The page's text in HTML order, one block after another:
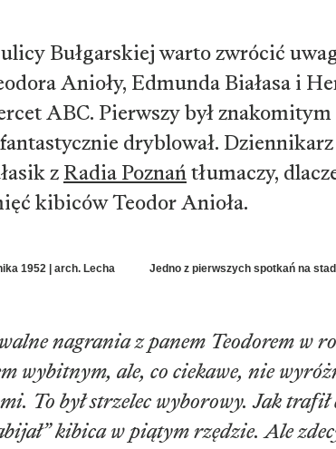
Bułgarskiej warto zwrócić
Anioły, Edmunda Białasa i
ABC. Pierwszy był
dryblował.
z Radia Poznań tłumaczy,
kibiców Teodor Anioła.
1952 | arch. Lecha
Jedno z pierwszych spotkań na
nagrania z panem Teodorem w
wybitnym, ale, co ciekawe, nie
To był strzelec wyborowy. Jak trafił
kibica w piątym rzędzie. Ale